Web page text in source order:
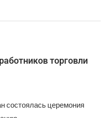
торговли
состоялась церемония